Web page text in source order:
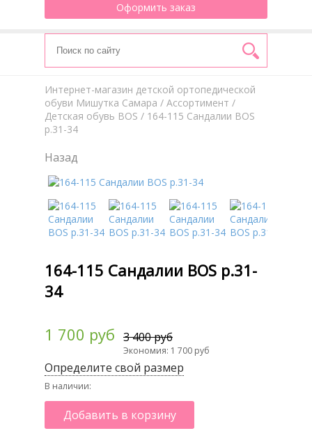
Оформить заказ
Интернет-магазин детской ортопедической
обуви Мишутка Самара / Aссортимент /
Детская обувь BOS / 164-115 Сандалии BOS
р.31-34
Назад
164-115 Сандалии BOS р.31-
34
1 700 руб 3 400 руб
Экономия: 1 700 руб
Определите свой размер
В наличии:
Добавить в корзину